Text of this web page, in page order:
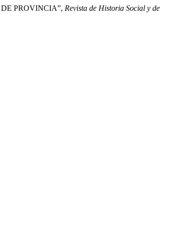
PROVINCIA”, Revista de Historia Social y de